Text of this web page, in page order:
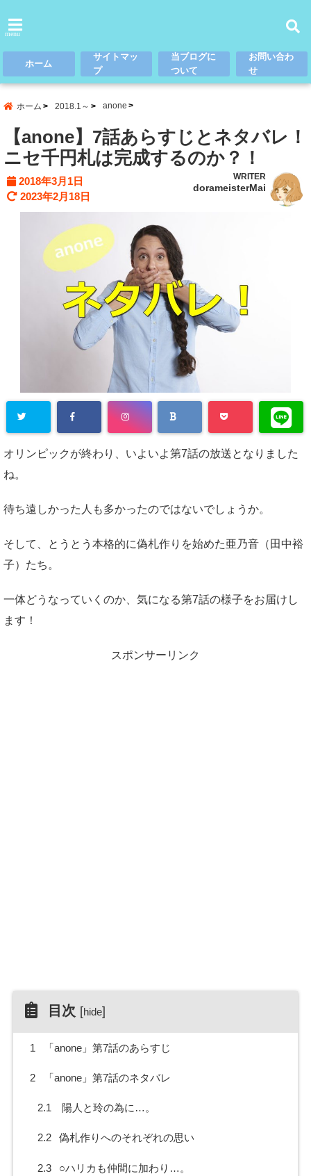
menu
ホーム
サイトマッ
プ
当ブログに
ついて
お問い合わ
せ
ホーム 2018.1～ anone
【anone】7話あらすじとネタバレ！
ニセ千円札は完成するのか？！
2018年3月1日
2023年2月18日
WRITER
dorameisterMai
オリンピックが終わり、いよいよ第7話の放送となりました
ね。
待ち遠しかった人も多かったのではないでしょうか。
そして、とうとう本格的に偽札作りを始めた亜乃音（田中裕
子）たち。
一体どうなっていくのか、気になる第7話の様子をお届けし
ます！
スポンサーリンク
目次 [hide]
1 「anone」第7話のあらすじ
2 「anone」第7話のネタバレ
2.1 陽人と玲の為に…。
2.2 偽札作りへのそれぞれの思い
2.3 ○ハリカも仲間に加わり…。